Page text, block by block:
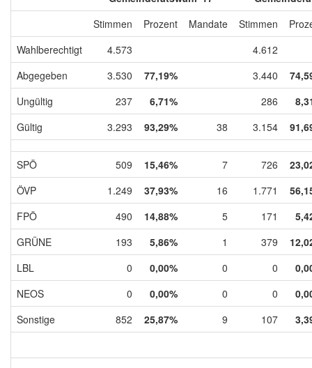
Stimmen
Prozent Mandate Stimmen
Wahlberechtigt
4.573
4.612
Abgegeben
3.530 77,19% 3.440
Ungültig
237 6,71% 286
Gültig
3.293 93,29% 38 3.154
SPÖ 509 15,46% 7 726
ÖVP
1.249 37,93% 16 1.771
FPÖ
490 14,88% 5 171
GRÜNE
193 5,86% 1 379
LBL
0 0,00% 0 0
NEOS
0 0,00% 0 0
Sonstige
852 25,87% 9 107